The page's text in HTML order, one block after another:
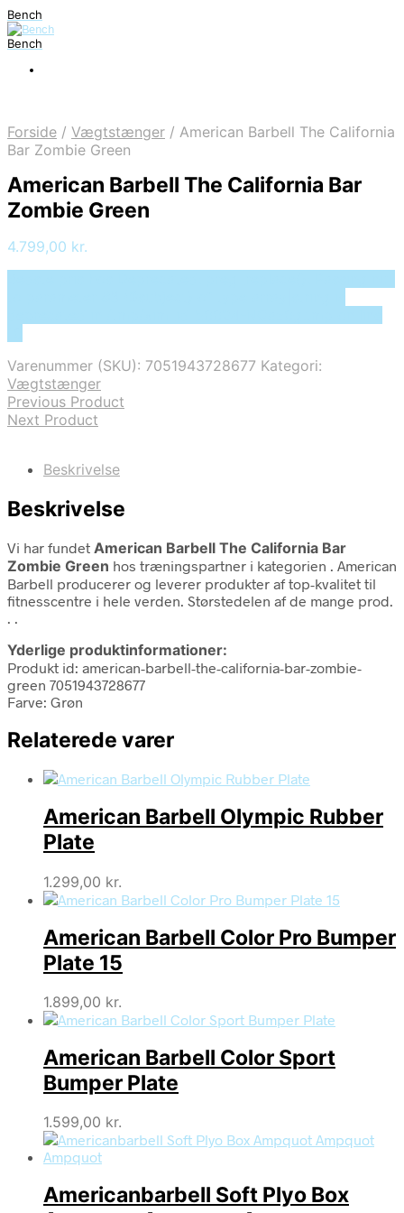
Bench
Bench
Forside / Vægtstænger / American Barbell The California
Bar Zombie Green
American Barbell The California Bar
Zombie Green
4.799,00 kr.
Varenummer (SKU): 7051943728677 Kategori:
Vægtstænger
Previous Product
Next Product
Beskrivelse
Beskrivelse
Vi har fundet American Barbell The California Bar
Zombie Green hos træningspartner i kategorien . American
Barbell producerer og leverer produkter af top-kvalitet til
fitnesscentre i hele verden. Størstedelen af de mange prod.
. .
Yderlige produktinformationer:
Produkt id: american-barbell-the-california-bar-zombie-
green 7051943728677
Farve: Grøn
Relaterede varer
American Barbell Olympic Rubber
Plate
1.299,00 kr.
American Barbell Color Pro Bumper
Plate 15
1.899,00 kr.
American Barbell Color Sport
Bumper Plate
1.599,00 kr.
Americanbarbell Soft Plyo Box